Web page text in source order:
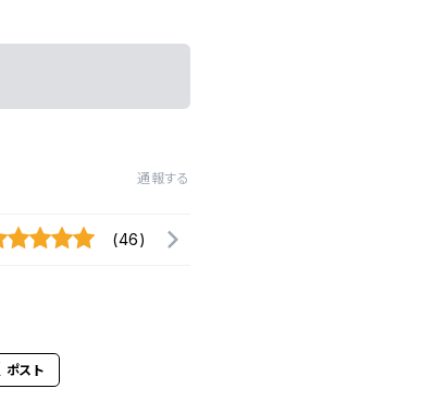
通報する
(46)
ポスト